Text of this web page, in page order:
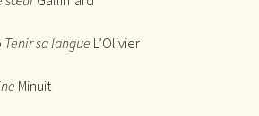
Tenir sa langue L’Olivier
Minuit